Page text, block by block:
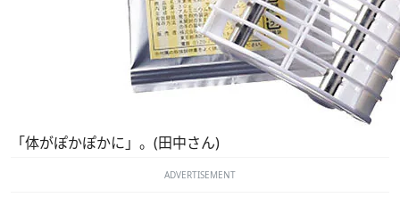
「体がぽかぽかに」。(田中さん)
ADVERTISEMENT